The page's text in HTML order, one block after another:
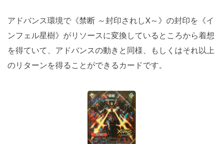
アドバンス環境で《禁断 ～封印されしX～》の封印を《イ
ンフェル星樹》がリソースに変換しているところから着想
を得ていて、アドバンスの動きと同様、もしくはそれ以上
のリターンを得ることができるカードです。